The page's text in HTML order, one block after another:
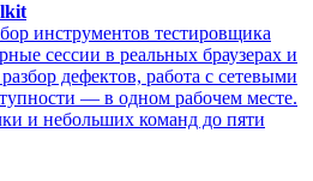
инструментов тестировщика
сессии в реальных браузерах и
дефектов, работа с сетевыми
— в одном рабочем месте.
и небольших команд до пяти